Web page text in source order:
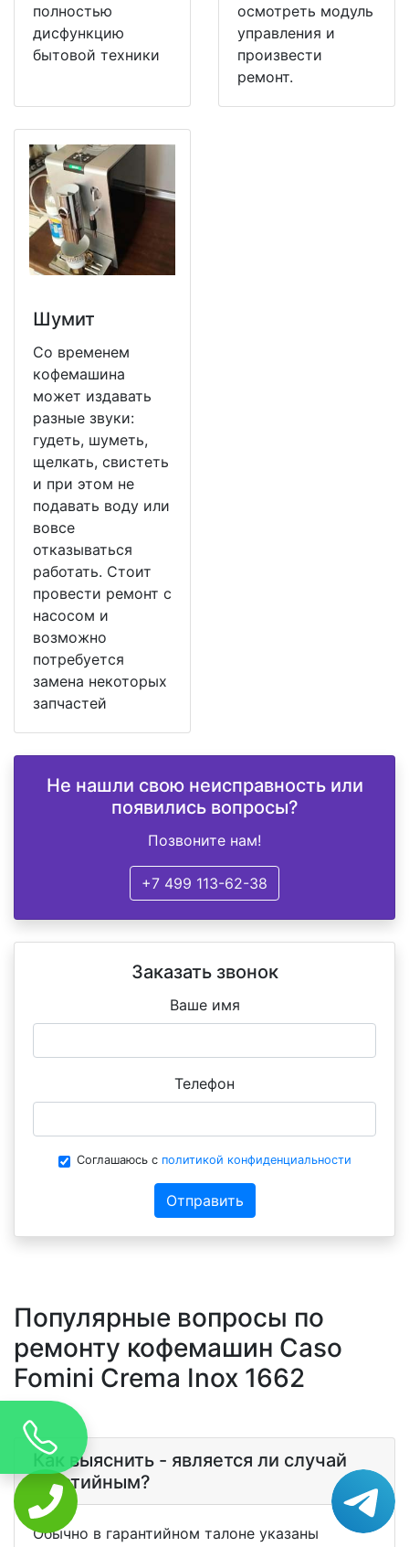
полностью
дисфункцию
бытовой техники
осмотреть модуль
управления и
произвести
ремонт.
Шумит
Со временем
кофемашина
может издавать
разные звуки:
гудеть, шуметь,
щелкать, свистеть
и при этом не
подавать воду или
вовсе
отказываться
работать. Стоит
провести ремонт с
насосом и
возможно
потребуется
замена некоторых
запчастей
Не нашли свою неисправность или
появились вопросы?
Позвоните нам!
+7 499 113-62-38
Заказать звонок
Ваше имя
Телефон
Соглашаюсь с политикой конфиденциальности
Отправить
Популярные вопросы по
ремонту кофемашин Caso
Fomini Crema Inox 1662
Как выяснить - является ли случай
гаратийным?
Обычно в гарантийном талоне указаны